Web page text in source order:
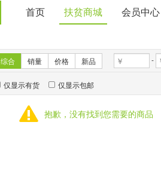
首页 扶贫商城 会员中心
综合 销量 价格 新品 -
仅显示有货 仅显示包邮
抱歉，没有找到您需要的商品